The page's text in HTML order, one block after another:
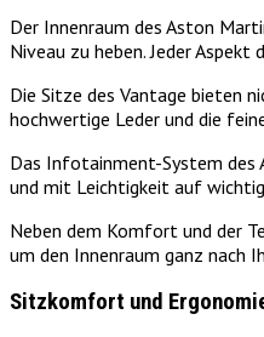
Der Innenraum des Aston
Niveau zu heben. Jeder
Die Sitze des Vantage bieten
hochwertige Leder und die
Das Infotainment-System
und mit Leichtigkeit auf
Neben dem Komfort und der
um den Innenraum ganz nach
Sitzkomfort und